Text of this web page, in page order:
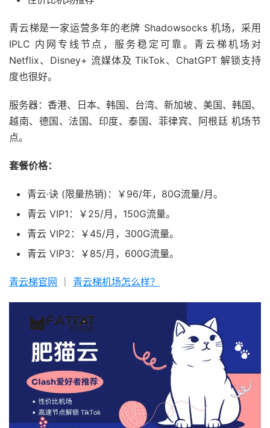
青云梯是一家运营多年的老牌 Shadowsocks 机场，采用
IPLC 内网专线节点，服务稳定可靠。青云梯机场对
Netflix、Disney+ 流媒体及 TikTok、ChatGPT 解锁支持
度也很好。
服务器：香港、日本、韩国、台湾、新加坡、美国、韩国、
越南、德国、法国、印度、泰国、菲律宾、阿根廷 机场节
点。
套餐价格：
青云·诀 (限量热销)：￥96/年，80G流量/月。
青云 VIP1：￥25/月，150G流量。
青云 VIP2：￥45/月，300G流量。
青云 VIP3：￥85/月，600G流量。
青云梯官网 青云梯机场怎么样？